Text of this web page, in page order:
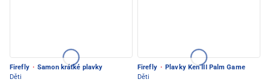
Firefly · Samon krátké plavky
Děti
Firefly · Plavky Ken III Palm Game
Děti